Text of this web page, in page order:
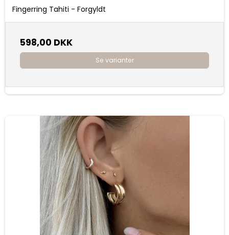
Fingerring Tahiti - Forgyldt
598,00 DKK
Se varianter